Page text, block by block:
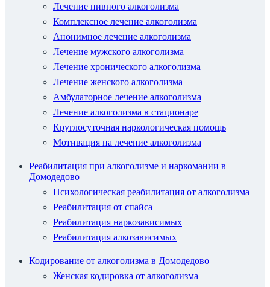
Лечение пивного алкоголизма
Комплексное лечение алкоголизма
Анонимное лечение алкоголизма
Лечение мужского алкоголизма
Лечение хронического алкоголизма
Лечение женского алкоголизма
Амбулаторное лечение алкоголизма
Лечение алкоголизма в стационаре
Круглосуточная наркологическая помощь
Мотивация на лечение алкоголизма
Реабилитация при алкоголизме и наркомании в
Домодедово
Психологическая реабилитация от алкоголизма
Реабилитация от спайса
Реабилитация наркозависимых
Реабилитация алкозависимых
Кодирование от алкоголизма в Домодедово
Женская кодировка от алкоголизма